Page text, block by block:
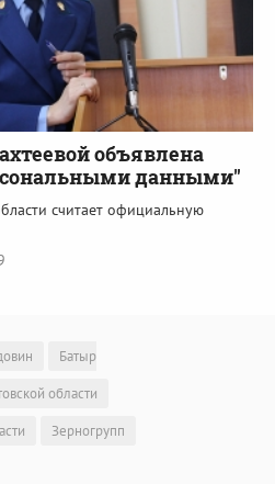
объявлена
данными"
считает официальную
Батыр
области
Зерногрупп